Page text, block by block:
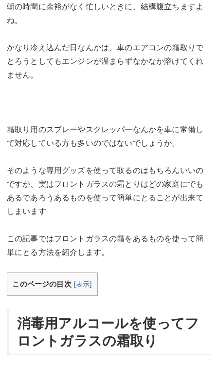
朝の時間に余裕がなく忙しいときに、結構腹立ちますよ
ね。
かなり冷え込んだ日なんかは、車のエアコンの霜取りで
とろうとしてもエンジンが温まらずなかなか溶けてくれ
ません。
霜取り用のスプレーやスクレッパ―なんかを車に常備し
て対応している方も多いのではないでしょうか。
そのような専用グッズを使って取るのはもちろんいいの
ですが、実はフロントガラスの霜とりはどの家庭にでも
あるであろうあるものを使って簡単にとることが出来て
しまいます
この記事ではフロントガラスの霜をあるものを使って簡
単にとる方法を紹介します。
このページの目次 [表示]
消毒用アルコールを使ってフ
ロントガラスの霜取り